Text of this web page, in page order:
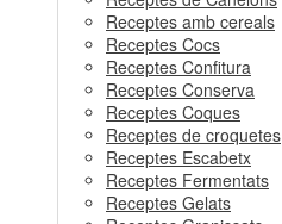
Receptes amb cereals
Receptes Cocs
Receptes Confitura
Receptes Conserva
Receptes Coques
Receptes de croquetes
Receptes Escabetx
Receptes Fermentats
Receptes Gelats